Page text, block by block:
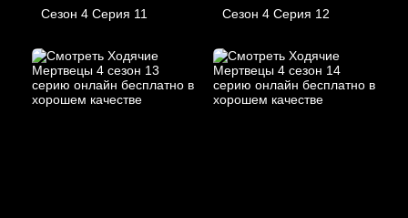
Сезон 4 Серия 11 Сезон 4 Серия 12